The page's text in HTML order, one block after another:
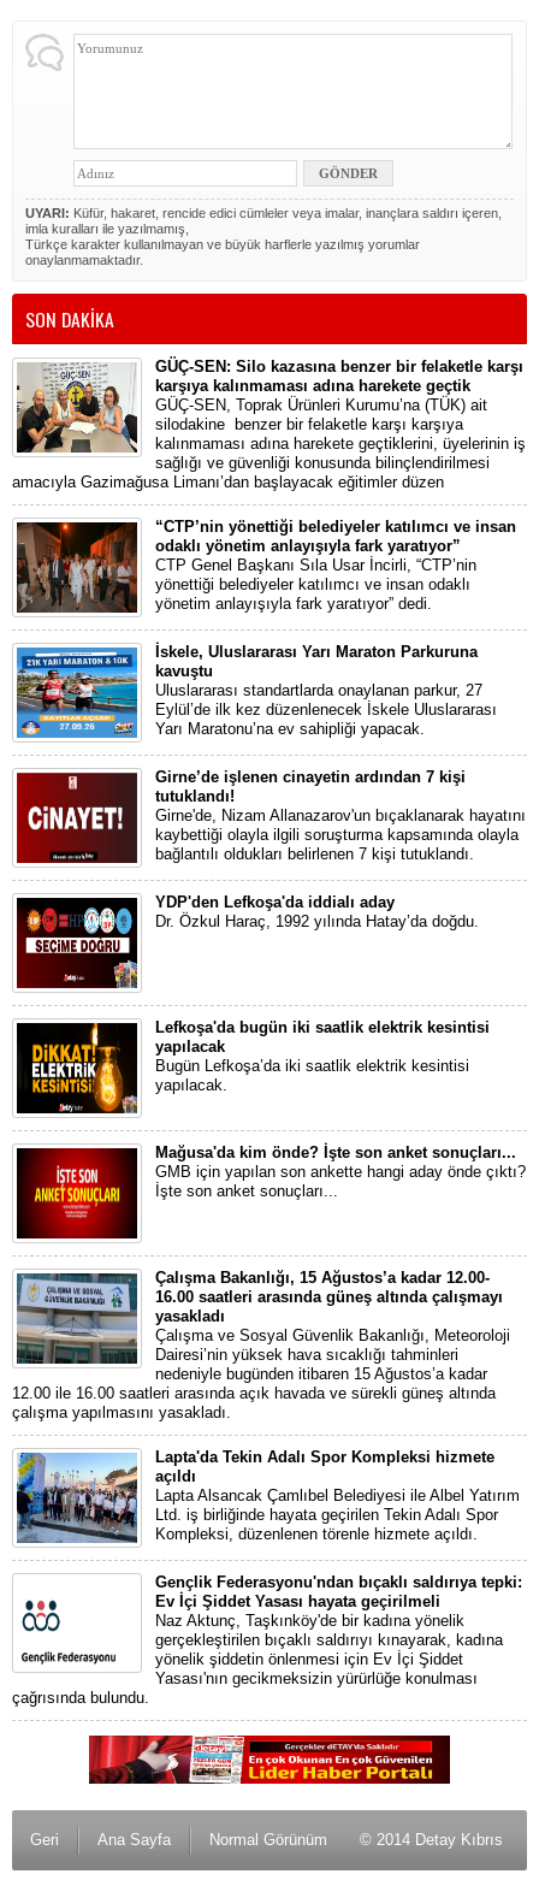
UYARI: Küfür, hakaret, rencide edici cümleler veya imalar, inançlara saldırı içeren,
imla kuralları ile yazılmamış,
Türkçe karakter kullanılmayan ve büyük harflerle yazılmış yorumlar
onaylanmamaktadır.
SON DAKİKA
GÜÇ-SEN: Silo kazasına benzer bir felaketle karşı
karşıya kalınmaması adına harekete geçtik
GÜÇ-SEN, Toprak Ürünleri Kurumu’na (TÜK) ait
silodakine benzer bir felaketle karşı karşıya
kalınmaması adına harekete geçtiklerini, üyelerinin iş
sağlığı ve güvenliği konusunda bilinçlendirilmesi
amacıyla Gazimağusa Limanı’dan başlayacak eğitimler düzen
“CTP’nin yönettiği belediyeler katılımcı ve insan
odaklı yönetim anlayışıyla fark yaratıyor”
CTP Genel Başkanı Sıla Usar İncirli, “CTP’nin
yönettiği belediyeler katılımcı ve insan odaklı
yönetim anlayışıyla fark yaratıyor” dedi.
İskele, Uluslararası Yarı Maraton Parkuruna
kavuştu
Uluslararası standartlarda onaylanan parkur, 27
Eylül’de ilk kez düzenlenecek İskele Uluslararası
Yarı Maratonu’na ev sahipliği yapacak.
Girne’de işlenen cinayetin ardından 7 kişi
tutuklandı!
Girne'de, Nizam Allanazarov'un bıçaklanarak hayatını
kaybettiği olayla ilgili soruşturma kapsamında olayla
bağlantılı oldukları belirlenen 7 kişi tutuklandı.
YDP'den Lefkoşa'da iddialı aday
Dr. Özkul Haraç, 1992 yılında Hatay’da doğdu.
Lefkoşa'da bugün iki saatlik elektrik kesintisi
yapılacak
Bugün Lefkoşa’da iki saatlik elektrik kesintisi
yapılacak.
Mağusa'da kim önde? İşte son anket sonuçları...
GMB için yapılan son ankette hangi aday önde çıktı?
İşte son anket sonuçları...
Çalışma Bakanlığı, 15 Ağustos’a kadar 12.00-
16.00 saatleri arasında güneş altında çalışmayı
yasakladı
Çalışma ve Sosyal Güvenlik Bakanlığı, Meteoroloji
Dairesi’nin yüksek hava sıcaklığı tahminleri
nedeniyle bugünden itibaren 15 Ağustos’a kadar
12.00 ile 16.00 saatleri arasında açık havada ve sürekli güneş altında
çalışma yapılmasını yasakladı.
Lapta'da Tekin Adalı Spor Kompleksi hizmete
açıldı
Lapta Alsancak Çamlıbel Belediyesi ile Albel Yatırım
Ltd. iş birliğinde hayata geçirilen Tekin Adalı Spor
Kompleksi, düzenlenen törenle hizmete açıldı.
Gençlik Federasyonu'ndan bıçaklı saldırıya tepki:
Ev İçi Şiddet Yasası hayata geçirilmeli
Naz Aktunç, Taşkınköy'de bir kadına yönelik
gerçekleştirilen bıçaklı saldırıyı kınayarak, kadına
yönelik şiddetin önlenmesi için Ev İçi Şiddet
Yasası'nın gecikmeksizin yürürlüğe konulması
çağrısında bulundu.
Geri Ana Sayfa Normal Görünüm © 2014 Detay Kıbrıs